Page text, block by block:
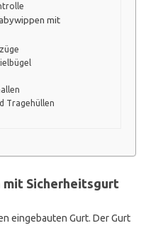
mit
Tragehüllen
mit Sicherheitsgurt
eingebauten Gurt. Der Gurt